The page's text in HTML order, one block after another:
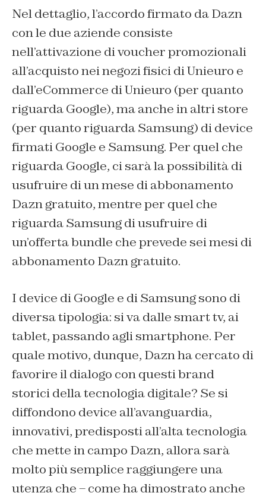
Nel dettaglio, l’accordo firmato da Dazn
con le due aziende consiste
nell’attivazione di voucher promozionali
all’acquisto nei negozi fisici di Unieuro e
dall’eCommerce di Unieuro (per quanto
riguarda Google), ma anche in altri store
(per quanto riguarda Samsung) di device
firmati Google e Samsung. Per quel che
riguarda Google, ci sarà la possibilità di
usufruire di un mese di abbonamento
Dazn gratuito, mentre per quel che
riguarda Samsung di usufruire di
un’offerta bundle che prevede sei mesi di
abbonamento Dazn gratuito.
I device di Google e di Samsung sono di
diversa tipologia: si va dalle smart tv, ai
tablet, passando agli smartphone. Per
quale motivo, dunque, Dazn ha cercato di
favorire il dialogo con questi brand
storici della tecnologia digitale? Se si
diffondono device all’avanguardia,
innovativi, predisposti all’alta tecnologia
che mette in campo Dazn, allora sarà
molto più semplice raggiungere una
utenza che – come ha dimostrato anche